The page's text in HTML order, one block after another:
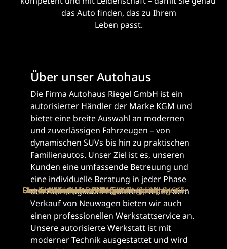
das Auto finden, das zu Ihrem
Leben passt.
Über unser Autohaus
Die Firma Autohaus Riegel GmbH ist ein
autorisierter Händler der Marke KGM und
bietet eine breite Auswahl an modernen
und zuverlässigen Fahrzeugen – von
dynamischen SUVs bis hin zu praktischen
Familienautos. Unser Ziel ist es, unseren
Kunden eine umfassende Betreuung und
eine individuelle Beratung in jeder Phase
des Fahrzeugkaufs zu bieten. Neben dem
Verkauf von Neuwagen bieten wir auch
einen professionellen Werkstattservice an.
Unsere autorisierte Werkstatt ist mit
moderner Technik ausgestattet und wird
Unser kompaktes SUV für die Stadt
Unser Allrounder-SUV für die ganze Familie
Für die spontanen Abenteuer im Alltag
Unser voll-elektrisches SUV
Das SUV-Coupé mit Eleganz und Stil
Der erste vollelektrische Pick-Up von KGM
Der authentische Pick-up
Der authentische Pick-up
Starkes SUV mit 3,5 Tonnen Anhängelast